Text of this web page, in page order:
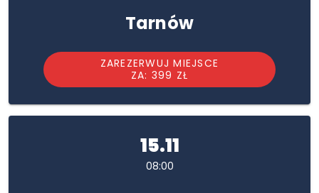
Tarnów
ZAREZERWUJ MIEJSCE
ZA: 399 ZŁ
15.11
08:00